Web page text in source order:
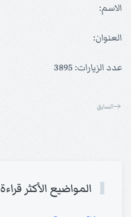
الاسم:
العنوان:
عدد الزيارات: 3895
السابق
المواضيع الأكثر قراءة